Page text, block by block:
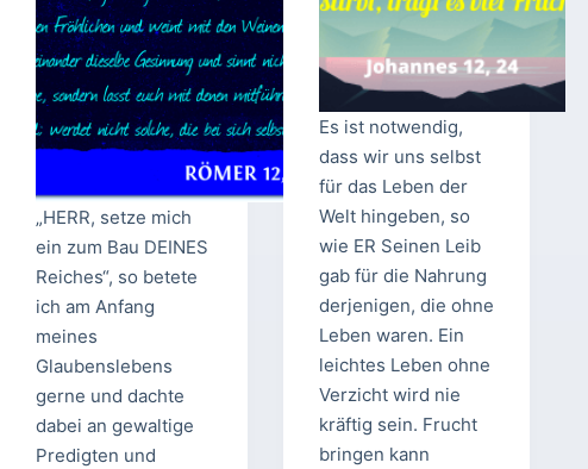
„HERR, setze mich
ein zum Bau DEINES
Reiches“, so betete
ich am Anfang
meines
Glaubenslebens
gerne und dachte
dabei an gewaltige
Predigten und
Es ist notwendig,
dass wir uns selbst
für das Leben der
Welt hingeben, so
wie ER Seinen Leib
gab für die Nahrung
derjenigen, die ohne
Leben waren. Ein
leichtes Leben ohne
Verzicht wird nie
kräftig sein. Frucht
bringen kann